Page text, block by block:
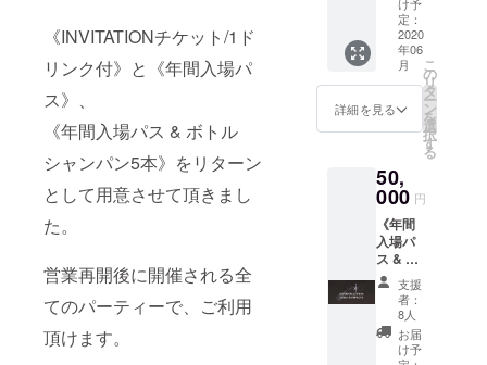
《INVITATIONチケット/1ド
リンク付》と《年間入場パ
ス》、
《年間入場パス & ボトル
シャンパン5本》をリターン
として用意させて頂きまし
た。
営業再開後に開催される全
てのパーティーで、ご利用
頂けます。
がござ
いま
す。予
めご了
承くだ
に付き
まして
は、新
型コロ
ナウイ
ルス関
連の状
業再開
の目処
次第の
発送と
なりま
すの
で、前
後する
可能性
がござ
ンメ
ニュー
よりご
希望の
受け取
り方法
頭での
受け取
り、又
は全国
への郵
送がお
選び頂
けま
す。 ※
お届け
予定日
ティー
にご入
場頂け
る年間
パスを
リター
ンさせ
て頂き
ご来場
毎の
ファー
ストド
リンク
付で
す。 ※
ご支援
頂ける
際はプ
ルダウ
定：
2020
年06
月
詳細を見る
こ
の
リ
タ
ー
ン
を
選
択
す
る
50,
000 円
《年間
入場パ
ス & ボ
トル
シャン
パン5
本》 ボ
トル
支援
者：
8人
お届
け予